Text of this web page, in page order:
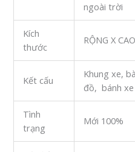
ngoài trời
Kích
thước
RỘNG X
Kết cấu
Khung xe,
đồ, bánh xe
Tình
trạng
Mới 100%